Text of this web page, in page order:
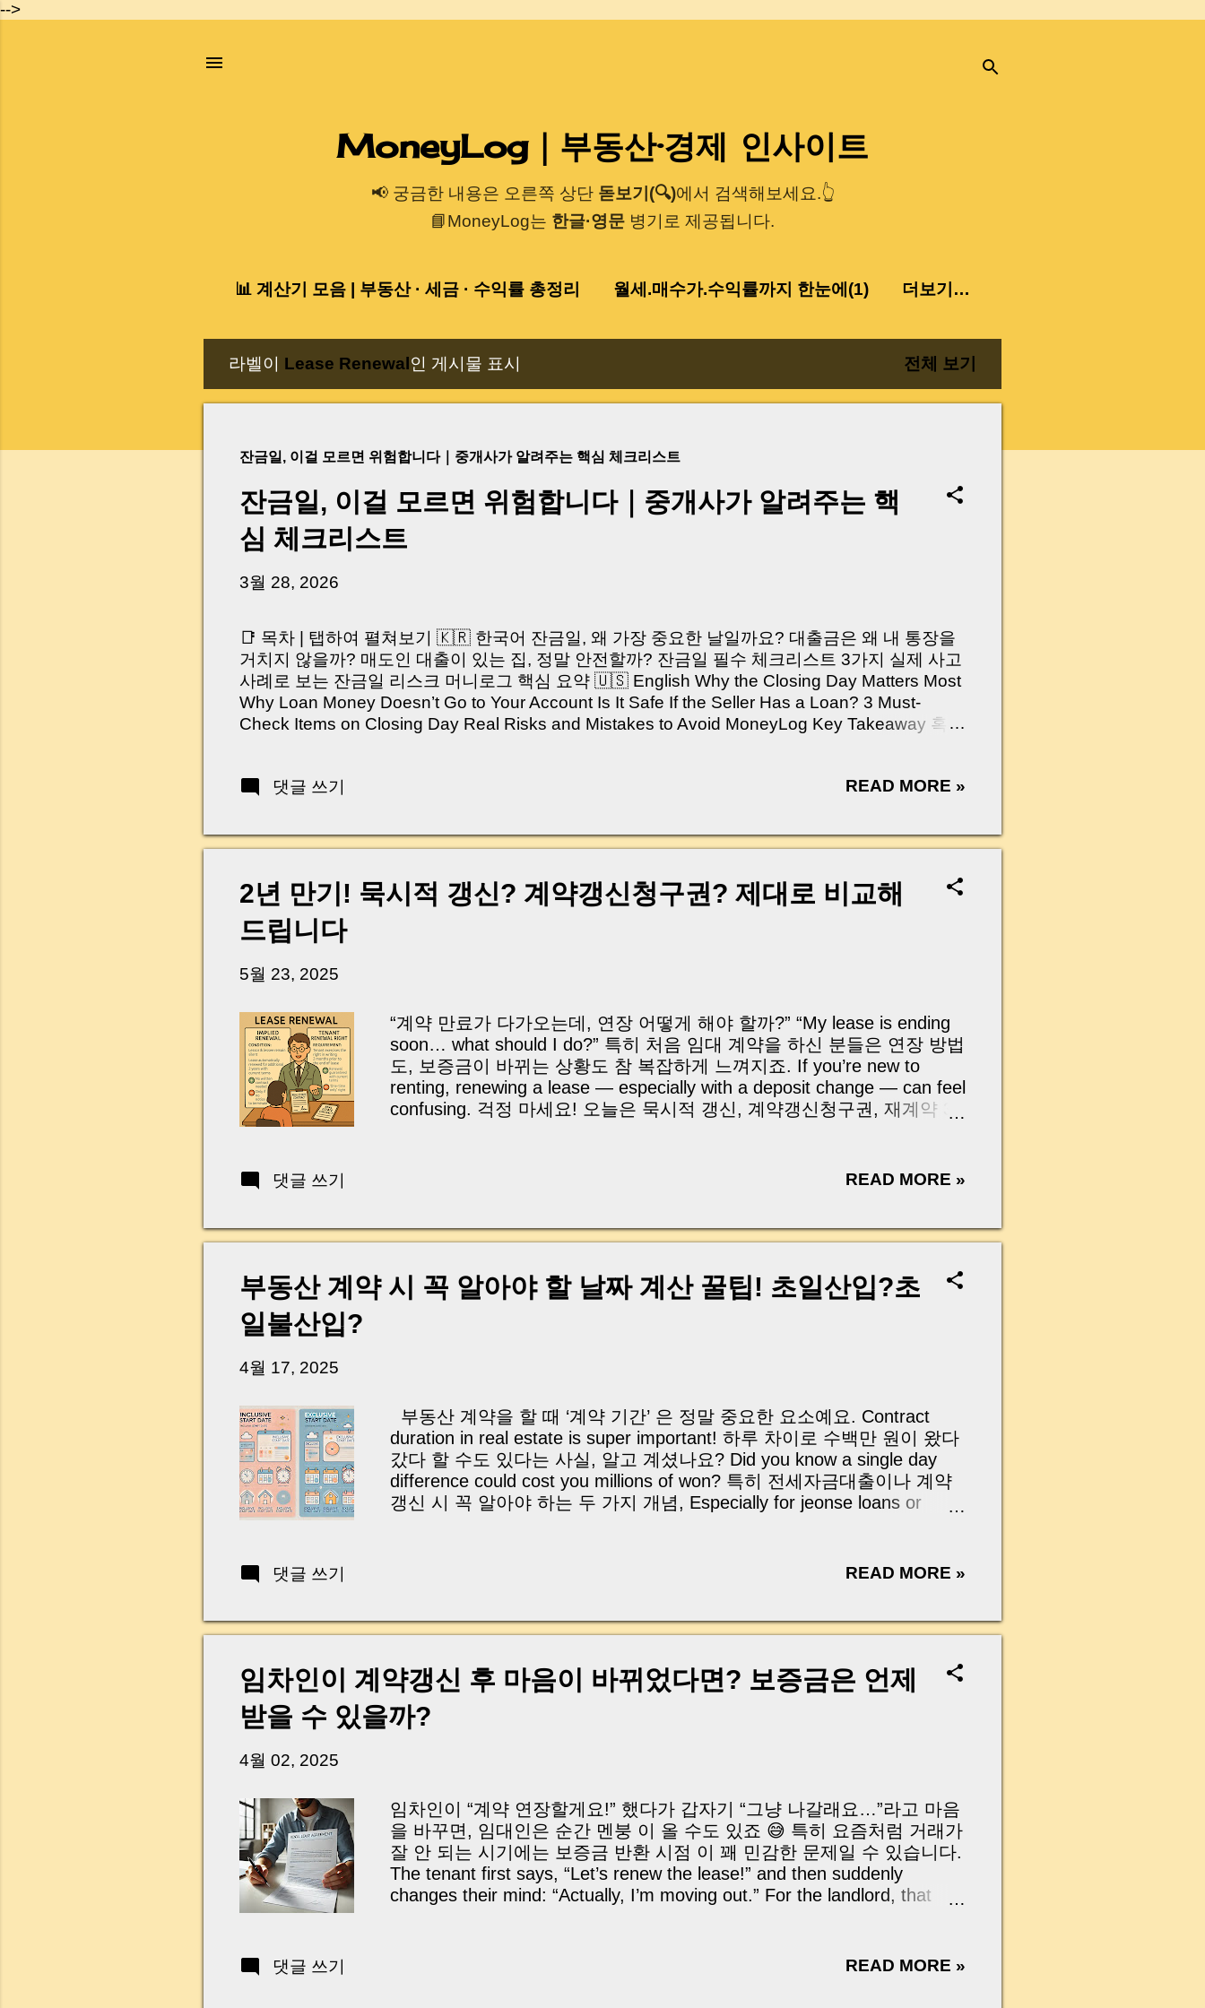
-->
기본 콘텐츠로 건너뛰기
MoneyLog｜부동산·경제 인사이트
📢 궁금한 내용은 오른쪽 상단돋보기(🔍)에서 검색해보세요.👆
📘MoneyLog는 한글·영문 병기로 제공됩니다.
📊 계산기 모음 | 부동산 · 세금 · 수익률 총정리 월세.매수가.수익률까지 한눈에(1) 더보기…
라벨이 Lease Renewal 인 게시물 표시 전체 보기
잔금일, 이걸 모르면 위험합니다｜중개사가 알려주는 핵심 체크리스트
잔금일, 이걸 모르면 위험합니다｜중개사가 알려주는 핵
심 체크리스트
3월 28, 2026
📑 목차 | 탭하여 펼쳐보기 🇰🇷 한국어 잔금일, 왜 가장 중요한 날일까요? 대출금은 왜 내 통장을
거치지 않을까? 매도인 대출이 있는 집, 정말 안전할까? 잔금일 필수 체크리스트 3가지 실제 사고
사례로 보는 잔금일 리스크 머니로그 핵심 요약 🇺🇸 English Why the Closing Day Matters Most
Why Loan Money Doesn’t Go to Your Account Is It Safe If the Seller Has a Loan? 3 Must-
Check Items on Closing Day Real Risks and Mistakes to Avoid MoneyLog Key Takeaway 혹시
억 원이 한 번에 움직이는 가장 긴장되는 순간 입니다. 실제로 제가 중개 현장에서 겪었던 일입니
황이 있었습니다. 또 어떤 분은 이렇게 말씀하십니다. “내 대출인데 왜 내 통장으로 안 들어오죠?”
“매도인이 대출 안 갚고 도망가면 어떡하죠?” 이 모든 불안, 사실은 ‘구조’를 몰라서 생기는 걱정입
꼭 준비해야 하는지 중개 실무 기준으로 아주 쉽게 풀어드리겠습니다. 이 글 하나만 제대로 이해
하시면, 잔금일이 더 이상 두려운 날이 아니라 “내 집을 완성하는 마지막 퍼즐” 이 될 수 있습니다. |
Introduction (Tap to expand) Have you ever thought like this? “Closing day…...
댓글 쓰기 READ MORE »
2년 만기! 묵시적 갱신? 계약갱신청구권? 제대로 비교해
드립니다
5월 23, 2025
“계약 만료가 다가오는데, 연장 어떻게 해야 할까?” “My lease is ending
soon… what should I do?” 특히 처음 임대 계약을 하신 분들은 연장 방법
도, 보증금이 바뀌는 상황도 참 복잡하게 느껴지죠. If you’re new to
renting, renewing a lease — especially with a deposit change — can feel
confusing. 걱정 마세요! 오늘은 묵시적 갱신, 계약갱신청구권, 재계약 3
Extend Your Lease 묵시적 갱신 – 말없이 계속 살면 자동 연장 Implied
extension 재계약 – 보증금·조건 변경 시 새 계약서 작성 New contract
만료 6개월 전부터 2개월 전까지 임대인과 임차인 모두 갱신 거절 또는
조건 변경 통보를 하지 않으면 If neither landlord nor tenant gives notice
댓글 쓰기 READ MORE »
부동산 계약 시 꼭 알아야 할 날짜 계산 꿀팁! 초일산입?초
일불산입?
4월 17, 2025
부동산 계약을 할 때 ‘계약 기간’ 은 정말 중요한 요소예요. Contract
duration in real estate is super important! 하루 차이로 수백만 원이 왔다
갔다 할 수도 있다는 사실, 알고 계셨나요? Did you know a single day
difference could cost you millions of won? 특히 전세자금대출이나 계약
갱신 시 꼭 알아야 하는 두 가지 개념, Especially for jeonse loans or
리해 드릴게요 🍊 Let’s break it down with simple examples and pro tips!
Feature 초일산입 Inclusive 계약 시작일 포함 Start date is included
은 체감 Feels one day shorter 초일 불산입 Exclusive 계약 시작일 제외
Start date not included 2025.01.01 ~ 2027.01.01 ✅ 실제 체류 길어짐
More real stay time ⚠ 날짜 혼란 가능 Confusing dates 🧾 민법 제157조
댓글 쓰기 READ MORE »
임차인이 계약갱신 후 마음이 바뀌었다면? 보증금은 언제
받을 수 있을까?
4월 02, 2025
임차인이 “계약 연장할게요!” 했다가 갑자기 “그냥 나갈래요…”라고 마음
을 바꾸면, 임대인은 순간 멘붕 이 올 수도 있죠 😅 특히 요즘처럼 거래가
잘 안 되는 시기에는 보증금 반환 시점 이 꽤 민감한 문제일 수 있습니다.
The tenant first says, “Let’s renew the lease!” and then suddenly
changes their mind: “Actually, I’m moving out.” For the landlord, that
야 할까요? 대법원의 최신 판례를 바탕으로 하나씩 풀어볼게요! So the
댓글 쓰기 READ MORE »